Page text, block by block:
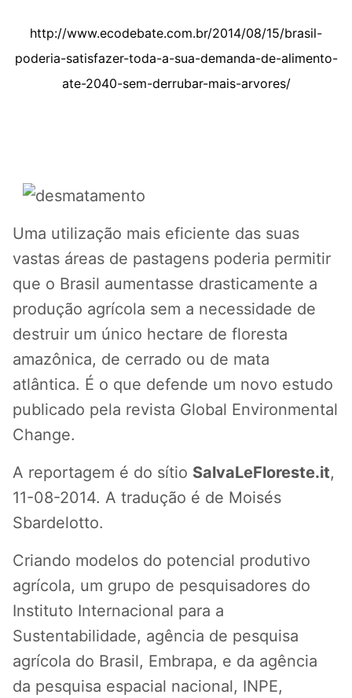
http://www.ecodebate.com.br/2014/08/15/brasil-
poderia-satisfazer-toda-a-sua-demanda-de-alimento-
ate-2040-sem-derrubar-mais-arvores/
Uma utilização mais eficiente das suas
vastas áreas de pastagens poderia permitir
que o Brasil aumentasse drasticamente a
produção agrícola sem a necessidade de
destruir um único hectare de floresta
amazônica, de cerrado ou de mata
atlântica. É o que defende um novo estudo
publicado pela revista Global Environmental
Change.
A reportagem é do sítio SalvaLeFloreste.it,
11-08-2014. A tradução é de Moisés
Sbardelotto.
Criando modelos do potencial produtivo
agrícola, um grupo de pesquisadores do
Instituto Internacional para a
Sustentabilidade, agência de pesquisa
agrícola do Brasil, Embrapa, e da agência
da pesquisa espacial nacional, INPE,